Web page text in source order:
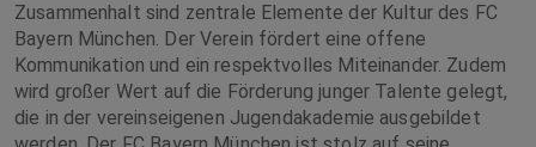
Zusammenhalt sind zentrale Elemente der Kultur des FC
Bayern München. Der Verein fördert eine offene
Kommunikation und ein respektvolles Miteinander. Zudem
wird großer Wert auf die Förderung junger Talente gelegt,
die in der vereinseigenen Jugendakademie ausgebildet